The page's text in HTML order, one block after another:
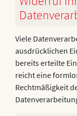
Viele
ausdrücklichen
bereits erteilte
reicht eine
Rechtmäßigkeit